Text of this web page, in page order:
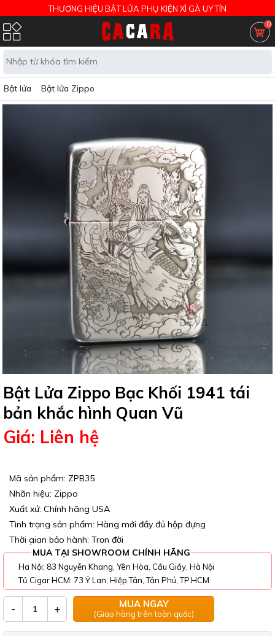
THƯƠNG HIỆU BẬT LỬA PHỤ KIỆN XÌ GÀ UY TÍN
0
Bật lửa Bật lửa Zippo
Bật Lửa Zippo Bạc Khối 1941 tái
bản khắc hình Quan Vũ
Giá: Liên hệ
Mã sản phẩm: ZPB35
Nhãn hiệu: Zippo
Xuất xứ: Chính hãng USA
Tình trạng sản phẩm: Hàng mới đầy đủ hộp đựng
Thời gian bảo hành: Trọn đời
MUA TẠI SHOWROOM CHÍNH HÃNG
Ha Nội: 83 Nguyễn Khang, Yên Hòa, Cầu Giấy, Hà Nội
Tủ Cigar HCM: 73 Ỷ Lan, Hiệp Tân, Tân Phú, TP.HCM
- + MUA NGAY
(Giao hàng trên toàn quốc)